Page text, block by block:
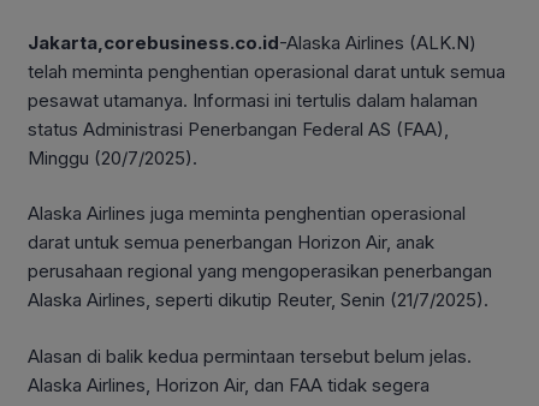
Jakarta,corebusiness.co.id-Alaska Airlines (ALK.N)
telah meminta penghentian operasional darat untuk semua
pesawat utamanya. Informasi ini tertulis dalam halaman
status Administrasi Penerbangan Federal AS (FAA),
Minggu (20/7/2025).
Alaska Airlines juga meminta penghentian operasional
darat untuk semua penerbangan Horizon Air, anak
perusahaan regional yang mengoperasikan penerbangan
Alaska Airlines, seperti dikutip Reuter, Senin (21/7/2025).
Alasan di balik kedua permintaan tersebut belum jelas.
Alaska Airlines, Horizon Air, dan FAA tidak segera